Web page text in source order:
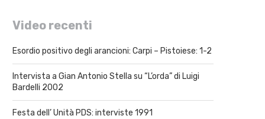
Video recenti
Esordio positivo degli arancioni: Carpi – Pistoiese: 1-2
Intervista a Gian Antonio Stella su “L’orda” di Luigi
Bardelli 2002
Festa dell’ Unità PDS: interviste 1991